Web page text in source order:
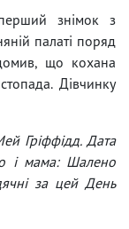
знімок з
палаті поряд
що кохана
Дівчинку
Гріффідд. Дата
і мама: Шалено
за цей День